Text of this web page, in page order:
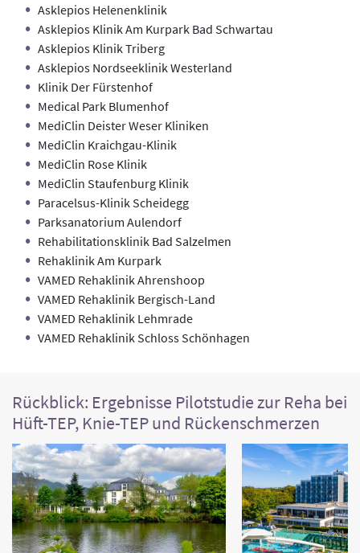
Asklepios Helenenklinik
Asklepios Klinik Am Kurpark Bad Schwartau
Asklepios Klinik Triberg
Asklepios Nordseeklinik Westerland
Klinik Der Fürstenhof
Medical Park Blumenhof
MediClin Deister Weser Kliniken
MediClin Kraichgau-Klinik
MediClin Rose Klinik
MediClin Staufenburg Klinik
Paracelsus-Klinik Scheidegg
Parksanatorium Aulendorf
Rehabilitationsklinik Bad Salzelmen
Rehaklinik Am Kurpark
VAMED Rehaklinik Ahrenshoop
VAMED Rehaklinik Bergisch-Land
VAMED Rehaklinik Lehmrade
VAMED Rehaklinik Schloss Schönhagen
Rückblick: Ergebnisse Pilotstudie zur Reha bei
Hüft-TEP, Knie-TEP und Rückenschmerzen